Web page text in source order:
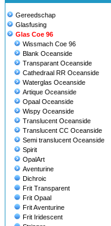
Gereedschap
Glasfusing
Glas Coe 96
Wissmach Coe 96
Blank Oceanside
Transparant Oceanside
Cathedraal RR Oceanside
Waterglas Oceanside
Artique Oceanside
Opaal Oceanside
Wispy Oceanside
Translucent Oceanside
Translucent CC Oceanside
Semi translucent Oceanside
Spirit
OpalArt
Aventurine
Dichroic
Frit Transparent
Frit Opaal
Frit Aventurine
Frit Iridescent